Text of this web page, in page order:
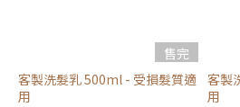
售完
客製洗髮乳 500ml - 受損髮質適
用
客製
用